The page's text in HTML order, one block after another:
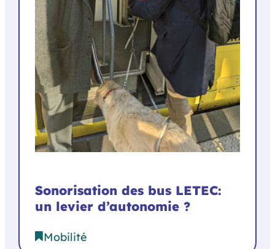
Sonorisation des bus LETEC:
un levier d’autonomie ?
Mobilité